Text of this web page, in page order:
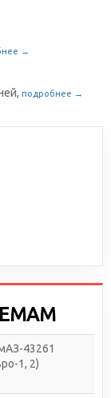
→
подробнее →
43261
1, 2)